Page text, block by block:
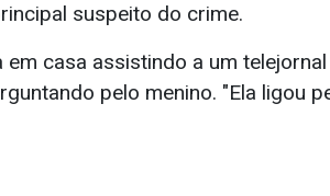
suspeito do crime.
casa assistindo a um
pelo menino. "Ela ligou